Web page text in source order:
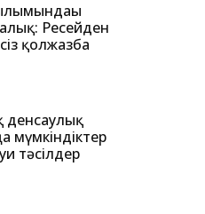
Ресейден
қолжазба
денсаулық
мүмкіндіктер
тәсілдер